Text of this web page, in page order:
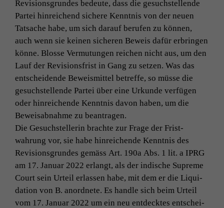
Revi­sion­s­grun­des bedeute, dass die gesuch­stel­lende
Partei hin­re­ichend sichere Ken­nt­nis von der neuen
Tat­sache habe, um sich darauf berufen zu kön­nen,
auch wenn sie keinen sicheren Beweis dafür erbrin­gen
könne. Blosse Ver­mu­tun­gen reichen nicht aus, um den
Lauf der Revi­sions­frist in Gang zu set­zen. Was das
entschei­dende Beweis­mit­tel betr­e­ffe, so müsse die
gesuch­stel­lende Partei über eine Urkunde ver­fü­gen
oder hin­re­ichende Ken­nt­nis davon haben, um die
Beweis­ab­nahme zu beantragen.
Die Gesuch­stel­lerin brachte zur Frage der Frist­
wahrung vor, sie habe hin­re­ichende Ken­nt­nis des
Revi­sion­s­grun­des gemäss Art. 190a Abs. 1 lit. a IPRG
am 17. Jan­u­ar 2022 erlangt, als der indis­che Supreme
Court sein Urteil erlassen habe, mit dem er die Liq­ui­
da­tion von B. anord­nete. Es han­dle sich beim Urteil
vom 17. Jan­u­ar 2022 um ein neu ent­deck­tes entschei­